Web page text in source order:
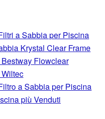
a Sabbia per Piscina
Krystal Clear Frame
Flowclear
a Sabbia per Piscina
più Venduti